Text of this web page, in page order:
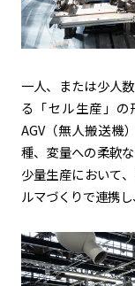
一人、または少人
る「セル生産」の
AGV（無人搬送機
種、変量への柔軟
少量生産において
ルマづくりで連携